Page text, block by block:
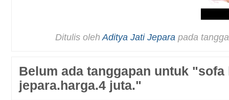
Ditulis olehAditya Jati Jepara pada
Belum ada tanggapan untuk
jepara.harga.4 juta."